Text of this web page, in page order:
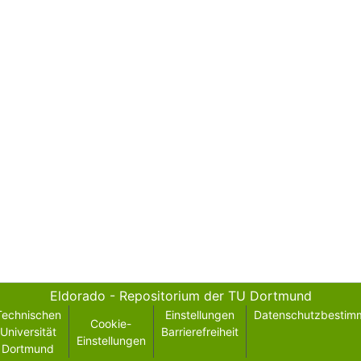
Eldorado - Repositorium der TU Dortmund
Universität
Dortmund
Cookie-
Einstellungen
Einstellungen
Barrierefreiheit